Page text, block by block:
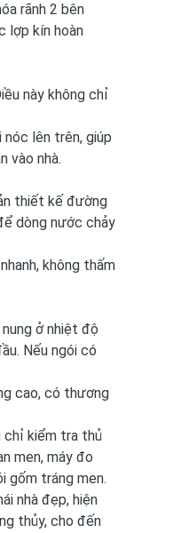
rãnh 2 bên
lợp kín hoàn
này không chỉ
lên trên, giúp
vào nhà.
thiết kế đường
dòng nước chảy
không thấm
ở nhiệt độ
Nếu ngói có
cao, có thương
chỉ kiểm tra thủ
men, máy đo
gốm tráng men.
nhà đẹp, hiện
thủy, cho đến